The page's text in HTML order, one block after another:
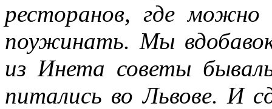
ресторанов, где
поужинать. Мы
из Инета советы
питались во Львове. И